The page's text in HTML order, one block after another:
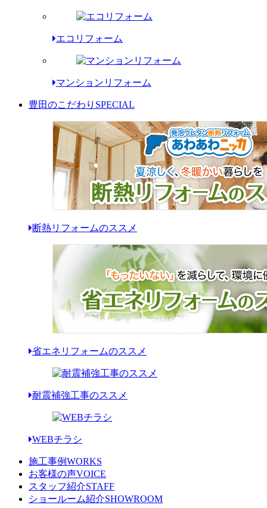
エコリフォーム
マンションリフォーム
豊田のこだわり SPECIAL
断熱リフォームのススメ
省エネリフォームのススメ
耐震補強工事のススメ
WEBチラシ
施工事例WORKS
お客様の声VOICE
スタッフ紹介STAFF
ショールーム紹介SHOWROOM